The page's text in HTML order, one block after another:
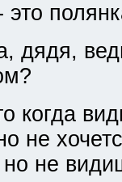
это
дядя,
когда
не
но не